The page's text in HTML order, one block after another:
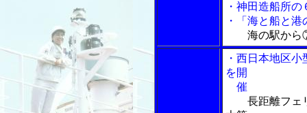
・神田造船所
・「海と船と
海の駅か
・西日本地区
を開
催
長距離フェ